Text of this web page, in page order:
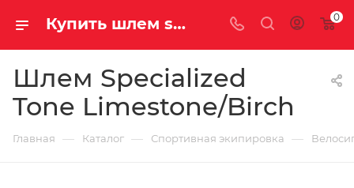
Купить шлем specialized tone limestone/birch у официального дилера за 9800.00000000 рублей 0
Шлем Specialized
Tone Limestone/Birch
Главная — Каталог — Спортивная экипировка —